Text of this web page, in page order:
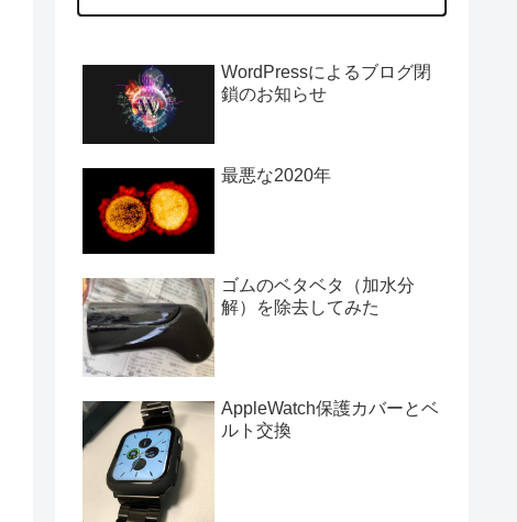
WordPressによるブログ閉
鎖のお知らせ
最悪な2020年
ゴムのベタベタ（加水分
解）を除去してみた
AppleWatch保護カバーとベ
ルト交換